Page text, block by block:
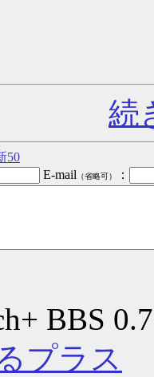
続
50
E-mail （省略可） ：
BBS
プラス